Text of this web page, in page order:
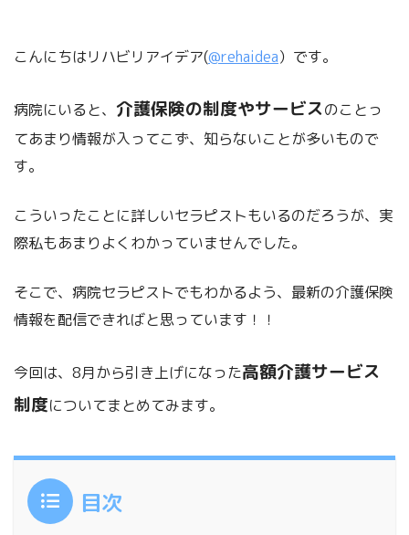
こんにちはリハビリアイデア(@rehaidea）です。
病院にいると、 介護保険の制度やサービスのことっ
てあまり情報が入ってこず、知らないことが多いもので
す。
こういったことに詳しいセラピストもいるのだろうが、実
際私もあまりよくわかっていませんでした。
そこで、病院セラピストでもわかるよう、最新の介護保険
情報を配信できればと思っています！！
今回は、8月から引き上げになった高額介護サービス
制度についてまとめてみます。
目次